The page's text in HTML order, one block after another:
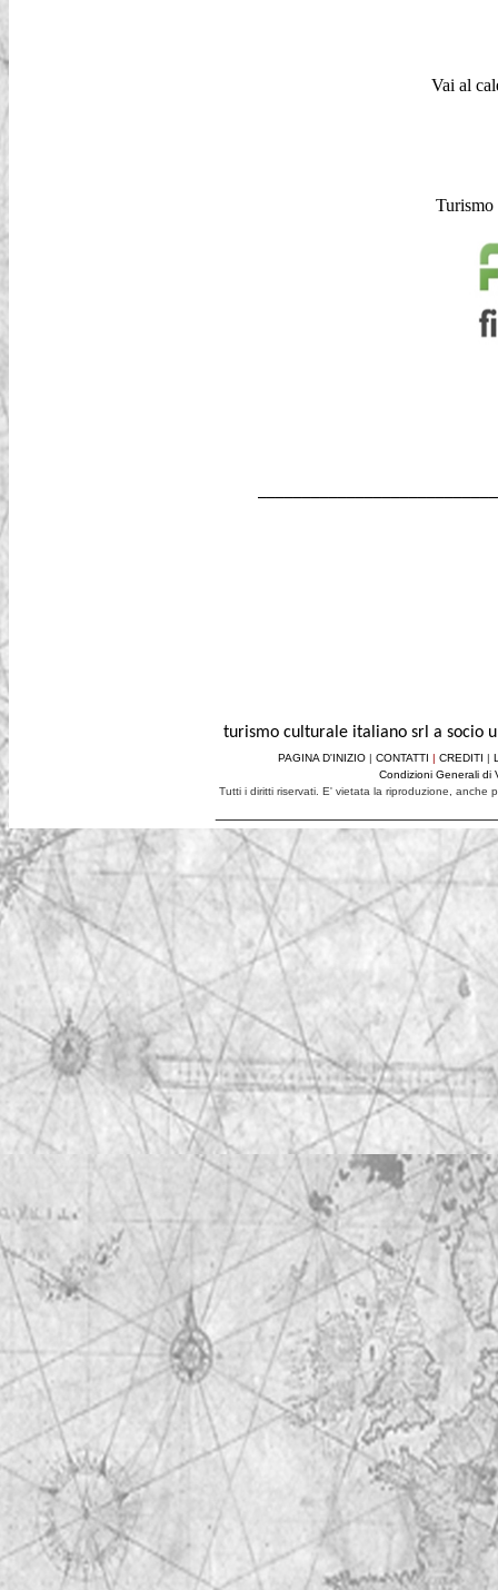
Vai al
Turismo
turismo culturale italiano srl a socio
PAGINA D'INIZIO | CONTATTI | CREDITI |
Condizioni Generali di
Tutti i diritti riservati. E' vietata la riproduzione, anche